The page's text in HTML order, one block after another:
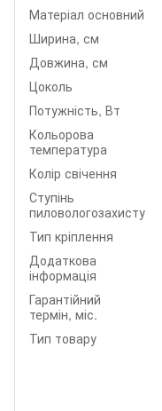
Матеріал основний
Ширина, см
Довжина, см
Цоколь
Потужність, Вт
Кольорова
температура
Колір свічення
Ступінь
пиловологозахисту
Тип кріплення
Додаткова
інформація
Гарантійний
термін, міс.
Тип товару